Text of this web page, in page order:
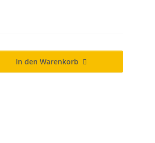
In den Warenkorb